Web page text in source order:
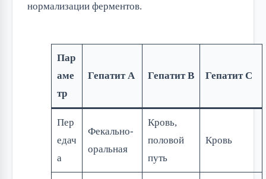
нормализации ферментов.
Пар
аме
тр
Гепатит А Гепатит B Гепатит C
Пер
едач
а
Фекально-
оральная
Кровь,
половой
путь
Кровь